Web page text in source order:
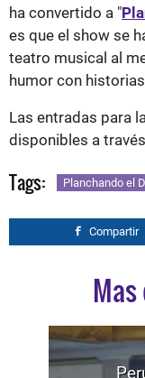
ha convertido a "
es que el show se
teatro musical al
humor con
Las entradas para
disponibles a
Tags: Planchando el
Compartir